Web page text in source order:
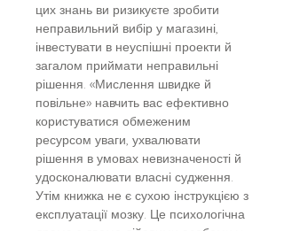
цих знань ви ризикуєте зробити
неправильний вибір у магазині,
інвестувати в неуспішні проекти й
загалом приймати неправильні
рішення. «Мислення швидке й
повільне» навчить вас ефективно
користуватися обмеженим
ресурсом уваги, ухвалювати
рішення в умовах невизначеності й
удосконалювати власні судження.
Утім книжка не є сухою інструкцією з
експлуатації мозку. Це психологічна